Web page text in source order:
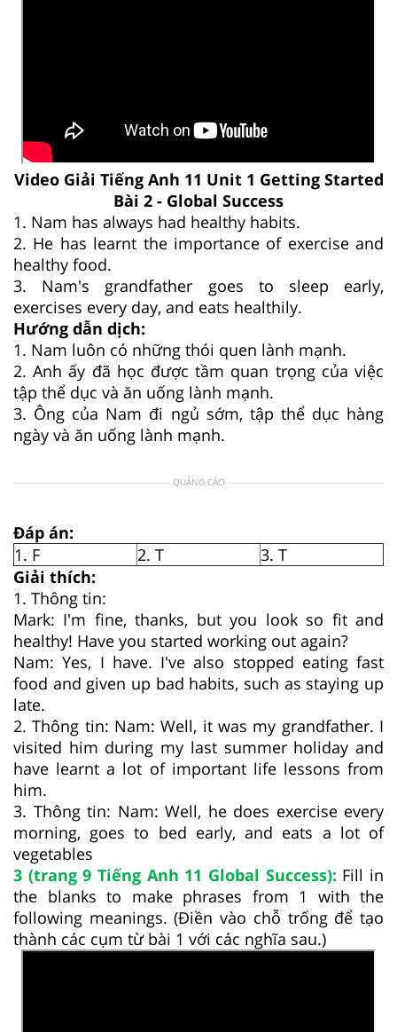
Video Giải Tiếng Anh 11 Unit 1 Getting Started
Bài 2 - Global Success
1. Nam has always had healthy habits.
2. He has learnt the importance of exercise and
healthy food.
3. Nam's grandfather goes to sleep early,
exercises every day, and eats healthily.
Hướng dẫn dịch:
1. Nam luôn có những thói quen lành mạnh.
2. Anh ấy đã học được tầm quan trọng của việc
tập thể dục và ăn uống lành mạnh.
3. Ông của Nam đi ngủ sớm, tập thể dục hàng
ngày và ăn uống lành mạnh.
QUẢNG CÁO
Đáp án:
1. F
2. T
3. T
Giải thích:
1. Thông tin:
Mark: I'm fine, thanks, but you look so fit and
healthy! Have you started working out again?
Nam: Yes, I have. I've also stopped eating fast
food and given up bad habits, such as staying up
late.
2. Thông tin: Nam: Well, it was my grandfather. I
visited him during my last summer holiday and
have learnt a lot of important life lessons from
him.
3. Thông tin: Nam: Well, he does exercise every
morning, goes to bed early, and eats a lot of
vegetables
3 (trang 9 Tiếng Anh 11 Global Success): Fill in
the blanks to make phrases from 1 with the
following meanings. (Điền vào chỗ trống để tạo
thành các cụm từ bài 1 với các nghĩa sau.)